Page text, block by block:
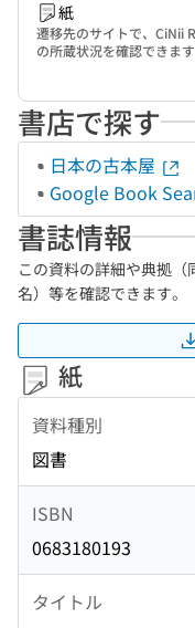
紙
遷移先のサイトで、CiNii
の所蔵状況を確認できます
書店で探す
日本の古本屋
Google Book
書誌情報
この資料の詳細や典拠
名）等を確認できます。
紙
資料種別
図書
ISBN
0683180193
タイトル